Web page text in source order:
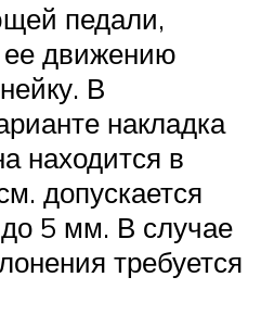
педали,
ее движению
В
накладка
находится в
допускается
5 мм. В случае
требуется